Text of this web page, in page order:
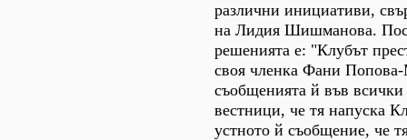
различни инициативи,
на Лидия Шишманова.
решенията е: "Клубът
своя членка Фани
съобщенията й във
вестници, че тя напуска
устното й съобщение, че